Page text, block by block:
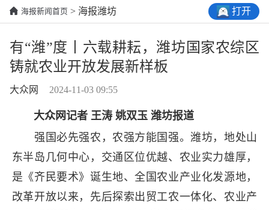
海报新闻首页 > 海报潍坊 打开
有“潍”度丨六载耕耘，潍坊国家农综区
铸就农业开放发展新样板
大众网 2024-11-03 09:55
大众网记者 王涛 姚双玉 潍坊报道
强国必先强农，农强方能国强。潍坊，地处山
东半岛几何中心，交通区位优越、农业实力雄厚，
是《齐民要术》诞生地、全国农业产业化发源地，
改革开放以来，先后探索出贸工农一体化、农业产